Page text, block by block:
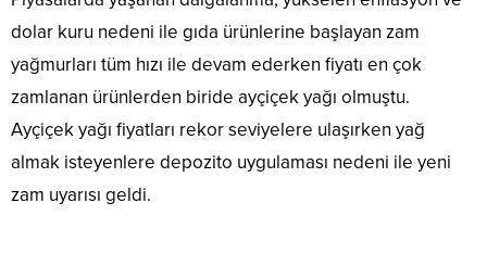
dolar kuru nedeni ile gıda ürünlerine başlayan zam
yağmurları tüm hızı ile devam ederken fiyatı en çok
zamlanan ürünlerden biride ayçiçek yağı olmuştu.
Ayçiçek yağı fiyatları rekor seviyelere ulaşırken yağ
almak isteyenlere depozito uygulaması nedeni ile yeni
zam uyarısı geldi.